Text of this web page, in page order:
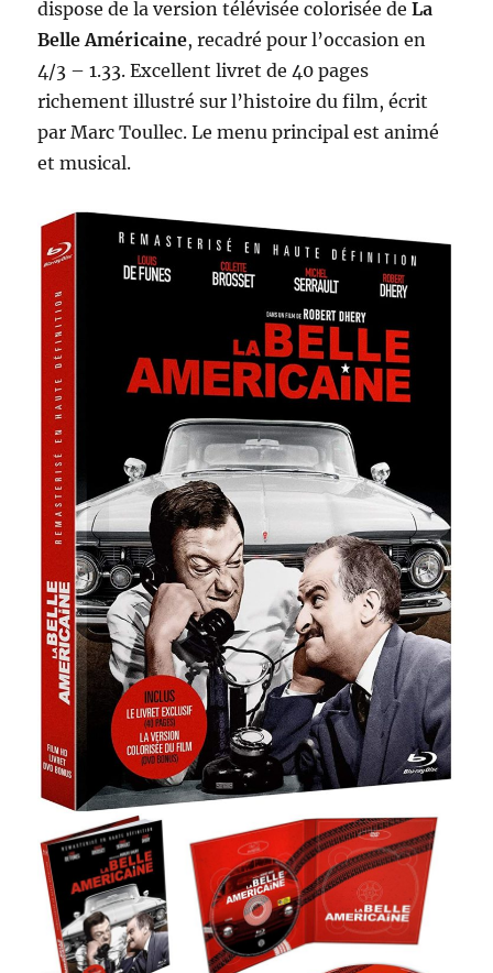
dispose de la version télévisée colorisée deLa
Belle Américaine, recadré pour l’occasion en
4/3 – 1.33. Excellent livret de 40 pages
richement illustré sur l’histoire du film, écrit
par Marc Toullec. Le menu principal est animé
et musical.